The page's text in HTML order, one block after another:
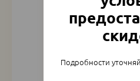
Подробности